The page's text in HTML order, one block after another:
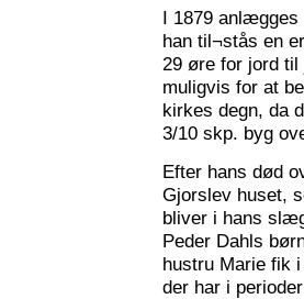
I 1879 anlægges
han til¬stås en
29 øre for jord til
muligvis for at
kirkes degn, da
3/10 skp. byg
Efter hans død
Gjorslev huset,
bliver i hans
Peder Dahls
hustru Marie fik
der har i